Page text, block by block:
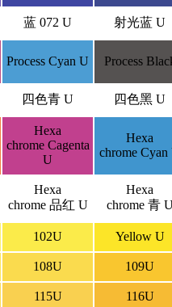
蓝 072 U 射光蓝 U
Process Cyan U Process
四色青 U 四色黑 U
Hexa
chrome Cagenta
U
Hexa
chrome Cyan
Hexa
chrome 品红 U
Hexa
chrome 青
102U Yellow U
108U 109U
115U 116U